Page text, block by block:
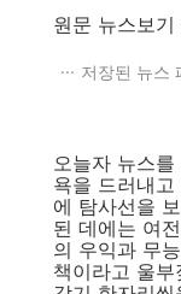
원문 뉴스보기
저장된 뉴스
오늘자 뉴스
욕을 드러내
에 탐사선을
된 데에는 여
의 우익과 무
책이라고 울